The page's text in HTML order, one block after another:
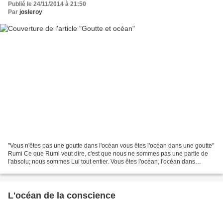
Publié le 24/11/2014 à 21:50
Par josleroy
"Vous n'êtes pas une goutte dans l'océan vous êtes l'océan dans une goutte"
Rumi Ce que Rumi veut dire, c'est que nous ne sommes pas une partie de
l'absolu; nous sommes Lui tout entier. Vous êtes l'océan, l'océan dans
L'océan de la conscience